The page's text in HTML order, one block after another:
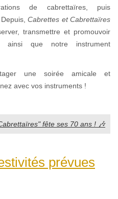
de cabrettaïres, puis
Depuis,Cabrettes et Cabrettaïres
transmettre et promouvoir
ainsi que notre instrument
une soirée amicale et
avec vos instruments !
fête ses 70 ans ! 🎶
prévues